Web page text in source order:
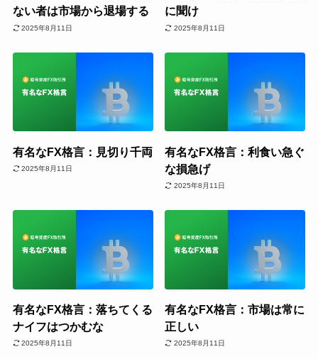
ない者は市場から退場する
2025年8月11日
に聞け
2025年8月11日
有名なFX格言：見切り千両
2025年8月11日
有名なFX格言：利食い急ぐ
な損急げ
2025年8月11日
有名なFX格言：落ちてくる
ナイフはつかむな
2025年8月11日
有名なFX格言：市場は常に
正しい
2025年8月11日